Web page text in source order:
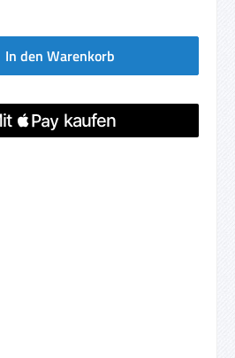
benutze die Schaltflächen um die
In den Warenkorb